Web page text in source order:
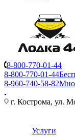
8-800-770-01-44
8-800-770-01-44
8-960-740-58-82
г. Кострома, ул.
Услуги